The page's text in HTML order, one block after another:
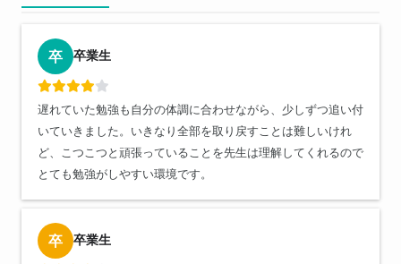
卒 卒業生
遅れていた勉強も自分の体調に合わせながら、少しずつ追い付
いていきました。いきなり全部を取り戻すことは難しいけれ
ど、こつこつと頑張っていることを先生は理解してくれるので
とても勉強がしやすい環境です。
卒 卒業生